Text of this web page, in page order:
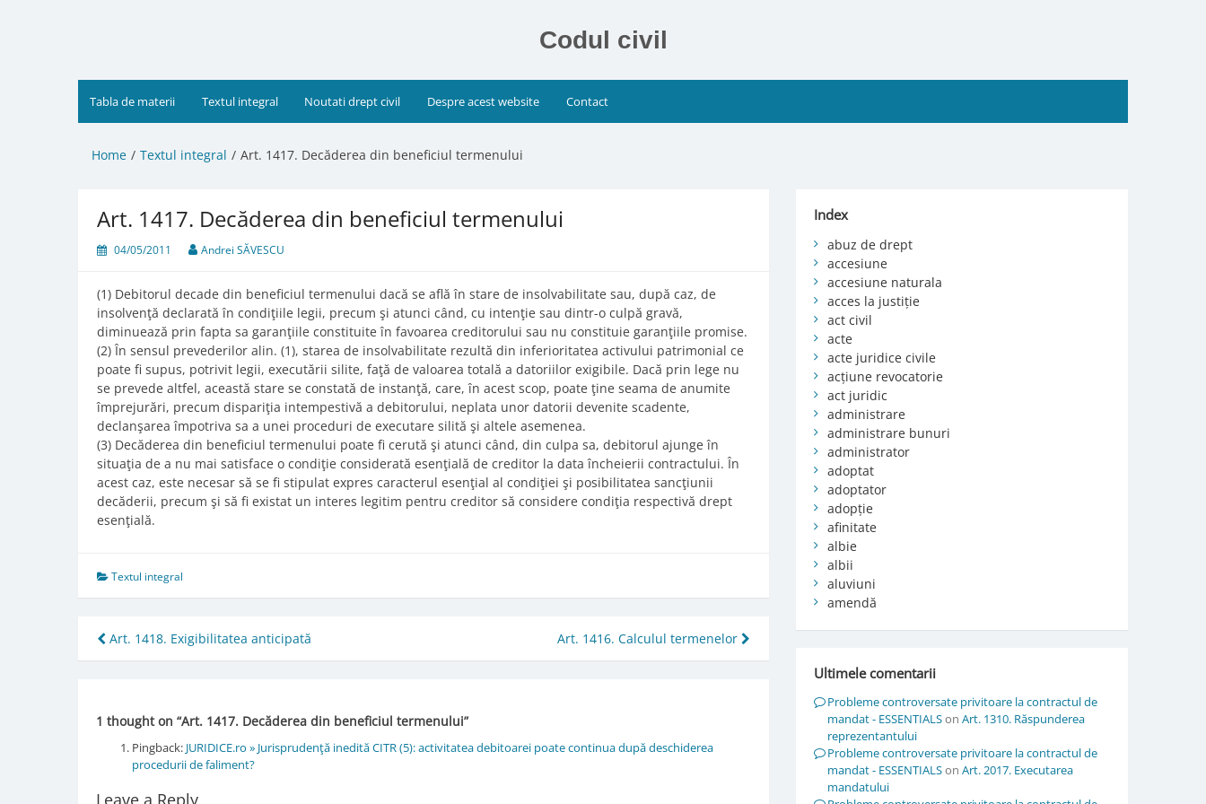
Codul civil
Tabla de materii Textul integral Noutati drept civil Despre acest website Contact
Home Textul integral Art. 1417. Decăderea din beneficiul termenului
Art. 1417. Decăderea din beneficiul termenului
04/05/2011 Andrei SĂVESCU
(1) Debitorul decade din beneficiul termenului dacă se află în stare de insolvabilitate sau, după caz, de
insolvenţă declarată în condiţiile legii, precum şi atunci când, cu intenţie sau dintr-o culpă gravă,
diminuează prin fapta sa garanţiile constituite în favoarea creditorului sau nu constituie garanţiile promise.
(2) În sensul prevederilor alin. (1), starea de insolvabilitate rezultă din inferioritatea activului patrimonial ce
poate fi supus, potrivit legii, executării silite, faţă de valoarea totală a datoriilor exigibile. Dacă prin lege nu
se prevede altfel, această stare se constată de instanţă, care, în acest scop, poate ţine seama de anumite
împrejurări, precum dispariţia intempestivă a debitorului, neplata unor datorii devenite scadente,
declanşarea împotriva sa a unei proceduri de executare silită şi altele asemenea.
(3) Decăderea din beneficiul termenului poate fi cerută şi atunci când, din culpa sa, debitorul ajunge în
situaţia de a nu mai satisface o condiţie considerată esenţială de creditor la data încheierii contractului. În
acest caz, este necesar să se fi stipulat expres caracterul esenţial al condiţiei şi posibilitatea sancţiunii
decăderii, precum şi să fi existat un interes legitim pentru creditor să considere condiţia respectivă drept
esenţială.
Textul integral
Post
navigation
Art. 1418. Exigibilitatea anticipată Art. 1416. Calculul termenelor
1 thought on “Art. 1417. Decăderea din beneficiul termenului”
Pingback: JURIDICE.ro » Jurisprudenţă inedită CITR (5): activitatea debitoarei poate continua după deschiderea
procedurii de faliment?
Index
abuz de drept
accesiune
accesiune naturala
acces la justiție
act civil
acte
acte juridice civile
acțiune revocatorie
act juridic
administrare
administrare bunuri
administrator
adoptat
adoptator
adopție
afinitate
albie
albii
aluviuni
amendă
Ultimele comentarii
Probleme controversate privitoare la contractul de
mandat - ESSENTIALSon Art. 1310. Răspunderea
reprezentantului
Probleme controversate privitoare la contractul de
mandat - ESSENTIALSon Art. 2017. Executarea
mandatului